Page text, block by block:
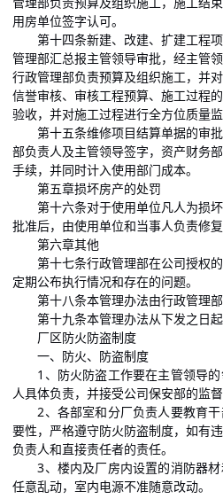
用房单位签字认可。
第十四条新建、改建、扩建工程项
管理部汇总报主管领导审批，经主管
行政管理部负责预算及组织施工，并
信誉审核、审核工程预算、施工过程
验收，并对施工过程进行全方位质量监
第十五条维修项目结算单据的审批
部负责人及主管领导签字，资产财务
手续，并同时计入使用部门成本。
第五章损坏房产的处罚
第十六条对于使用单位凡人为损坏
批准后，由使用单位和当事人负责修复
第六章其他
第十七条行政管理部在公司授权的
定期公布执行情况和存在的问题。
第十八条本管理办法由行政管理部
第十九条本管理办法从下发之日起
厂区防火防盗制度
一、防火、防盗制度
1、防火防盗工作要在主管领导的
人具体负责，并接受公司保安部的监督
2、各部室和分厂负责人要教育干
要性，严格遵守防火防盗制度，如有
负责人和直接责任者的责任。
3、楼内及厂房内设置的消防器材
任意乱动，室内电源不准随意改动。